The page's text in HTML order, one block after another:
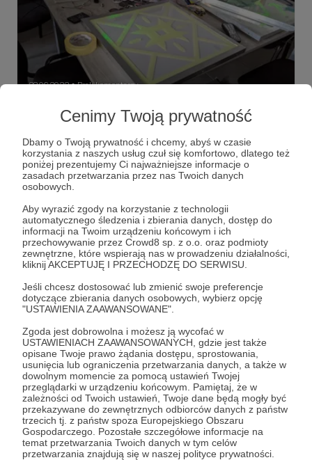
Cenimy Twoją prywatność
Dbamy o Twoją prywatność i chcemy, abyś w czasie
korzystania z naszych usług czuł się komfortowo, dlatego też
poniżej prezentujemy Ci najważniejsze informacje o
zasadach przetwarzania przez nas Twoich danych
osobowych.
Aby wyrazić zgody na korzystanie z technologii
automatycznego śledzenia i zbierania danych, dostęp do
informacji na Twoim urządzeniu końcowym i ich
przechowywanie przez Crowd8 sp. z o.o. oraz podmioty
zewnętrzne, które wspierają nas w prowadzeniu działalności,
kliknij AKCEPTUJĘ I PRZECHODZĘ DO SERWISU.
Jeśli chcesz dostosować lub zmienić swoje preferencje
dotyczące zbierania danych osobowych, wybierz opcję
"USTAWIENIA ZAAWANSOWANE".
Zgoda jest dobrowolna i możesz ją wycofać w
USTAWIENIACH ZAAWANSOWANYCH, gdzie jest także
opisane Twoje prawo żądania dostępu, sprostowania,
usunięcia lub ograniczenia przetwarzania danych, a także w
dowolnym momencie za pomocą ustawień Twojej
przeglądarki w urządzeniu końcowym. Pamiętaj, że w
zależności od Twoich ustawień, Twoje dane będą mogły być
przekazywane do zewnętrznych odbiorców danych z państw
trzecich tj. z państw spoza Europejskiego Obszaru
Gospodarczego. Pozostałe szczegółowe informacje na
temat przetwarzania Twoich danych w tym celów
przetwarzania znajdują się w naszej polityce prywatności.
23.06.2022 ● Brak komentarzy
Lato wszędzie
nasze dokonania, także garść podsumowań.
hackerspace hs3 druk 3d +2
Dołącz do grona Patronów!
Wesprzyj działalność Autora Hackerspace
Trójmiasto już teraz!
Zostań Patronem